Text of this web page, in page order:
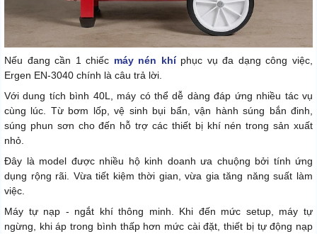
Nếu đang cần 1 chiếc máy nén khíphục vụ đa dạng công việc,
Ergen EN-3040 chính là câu trả lời.
Với dung tích bình 40L, máy có thể dễ dàng đáp ứng nhiều tác vụ
cùng lúc. Từ bơm lốp, vệ sinh bụi bẩn, vận hành súng bắn đinh,
súng phun sơn cho đến hỗ trợ các thiết bị khí nén trong sản xuất
nhỏ.
Đây là model được nhiều hộ kinh doanh ưa chuộng bởi tính ứng
dụng rộng rãi. Vừa tiết kiệm thời gian, vừa gia tăng năng suất làm
việc.
Máy tự nạp - ngắt khí thông minh. Khi đến mức setup, máy tự
ngừng, khi áp trong bình thấp hơn mức cài đặt, thiết bị tự động nạp